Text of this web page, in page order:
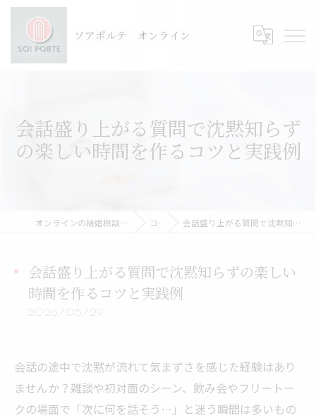
ソアポルテ オンライン
会話盛り上がる質問で沈黙知らず
の楽しい時間を作るコツと実践例
オンラインの結婚相談所ならSOI PORTE-ソアポルテ コラム 会話盛り上がる質問で沈黙知らずの楽しい時間を作るコツと実践例
会話盛り上がる質問で沈黙知らずの楽しい
時間を作るコツと実践例
2026/05/29
会話の途中で沈黙が流れて気まずさを感じた経験はあり
ませんか？雑談や初対面のシーン、飲み会やフリートー
クの場面で「次に何を話そう…」と迷う瞬間は多いもの